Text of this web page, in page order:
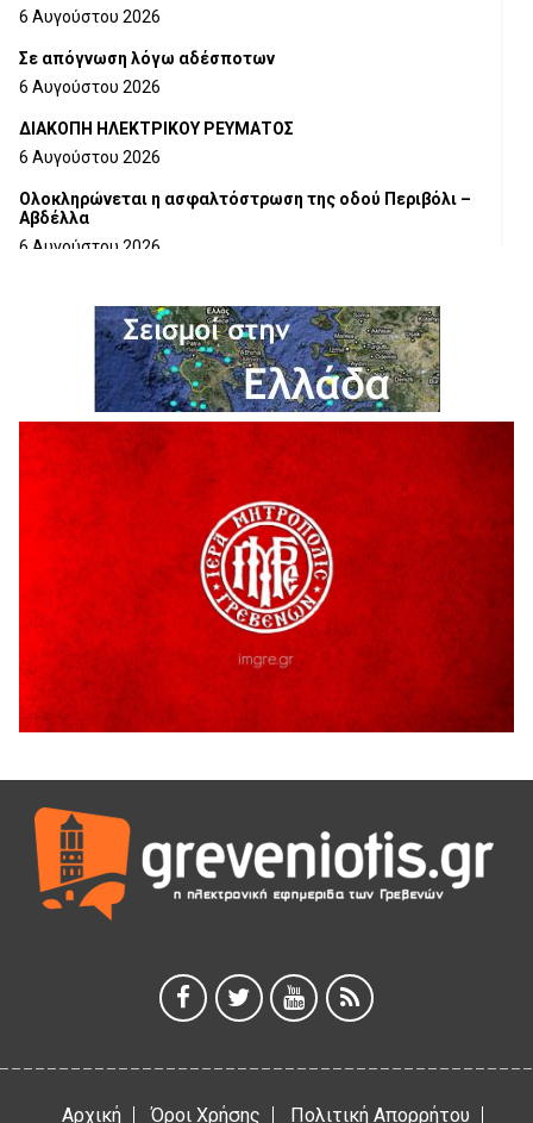
6 Αυγούστου 2026
Σε απόγνωση λόγω αδέσποτων
6 Αυγούστου 2026
ΔΙΑΚΟΠΗ ΗΛΕΚΤΡΙΚΟΥ ΡΕΥΜΑΤΟΣ
6 Αυγούστου 2026
Ολοκληρώνεται η ασφαλτόστρωση της οδού Περιβόλι –
Αβδέλλα
6 Αυγούστου 2026
5 Αυγούστου 2026
Ο ΑΝΔΡΕΑΣ ΑΣΛΑΝΙΔΗΣ ΣΥΝΕΧΙΖΕΙ ΣΤΟΝ ΠΡΩΤΕΑ
ΓΡΕΒΕΝΩΝ
5 Αυγούστου 2026
Ευχαριστήριο Εκπολιτιστικού Συλλόγου Ταξιάρχη προς κ.
Παρασχάκη Αθανάσιο
Διακοπή υδροδότησης του Α΄ κλάδου ύδρευσης
5 Αυγούστου 2026
Η Marseaux στα Γρεβενά για μια μοναδική συναυλία
Θερινό Σινεμά στο πλαίσιο του «Πολιτιστικού
Καλοκαιριού 2026» με την βραβευμένη ταινία «Μικρές
Ανάσες».
Γρεβενά: Συνελήφθη 18χρονος αλλοδαπός, για κλοπή
εξοπλισμού γυμναστηρίου
5 Αυγούστου 2026
ΑΗ ΛΑΟΣ | 5 Αυγούστου | Υπαίθριο Θέατρο “Καστράκι”,
Γρεβενά
5 Αυγούστου 2026
5 Αυγούστου 2026
Αρχική Όροι Χρήσης Πολιτική Απορρήτου